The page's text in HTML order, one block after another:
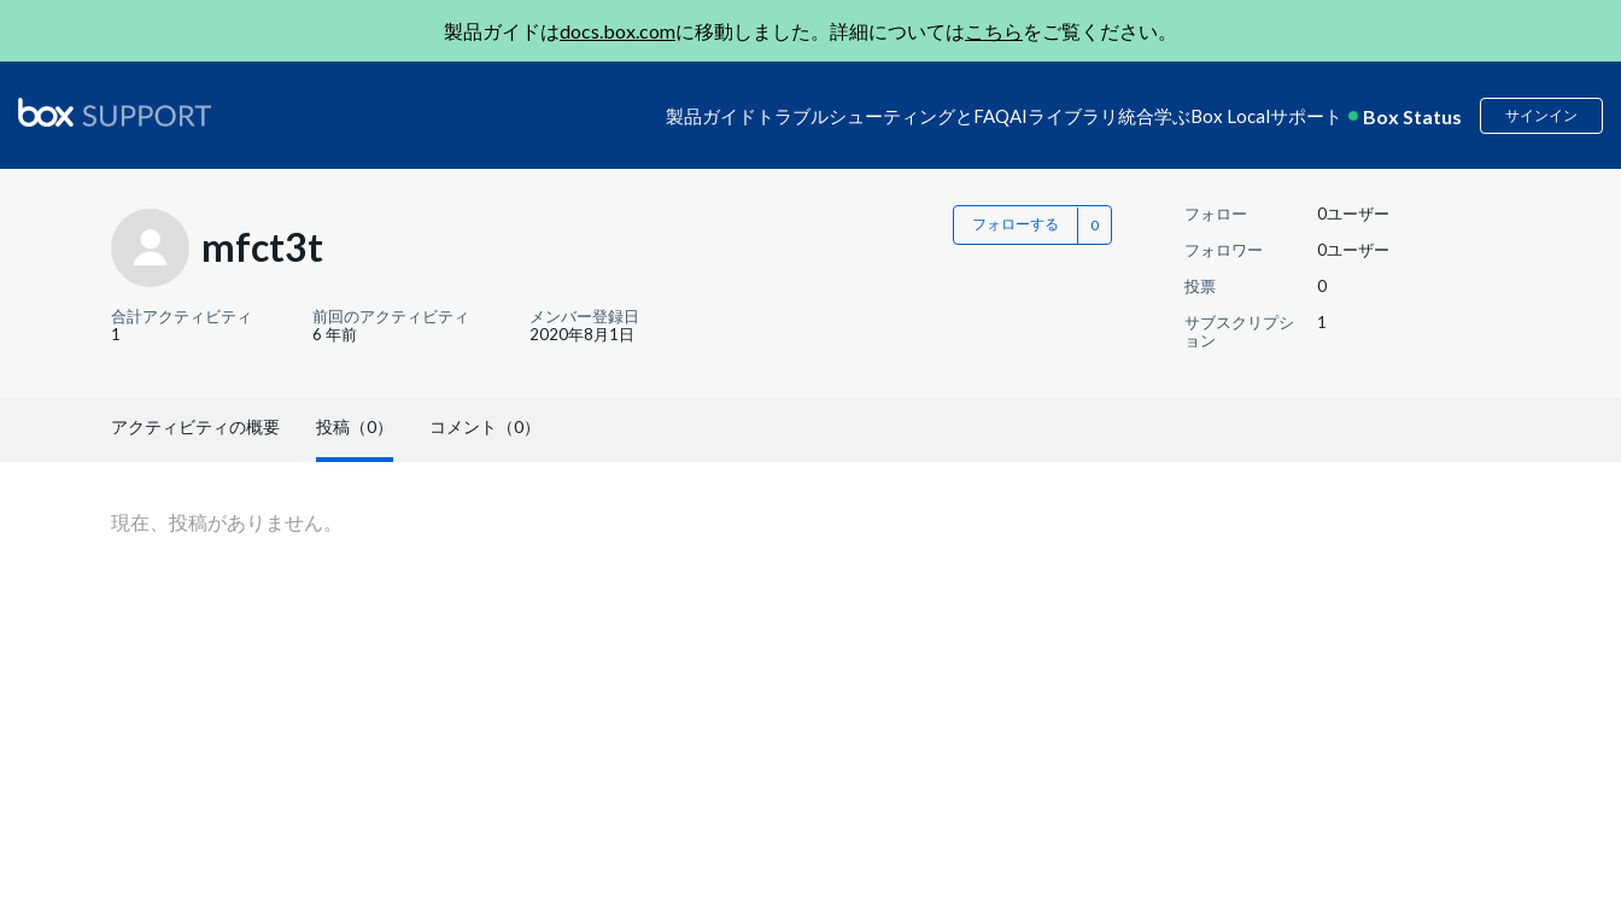
製品ガイドはdocs.box.comに移動しました。詳細についてはこちら をご覧ください。
製品ガイド トラブルシューティングとFAQAIライブラリ 統合学ぶBox Localサポート Box Status サインイン
mfct3t フォローする
合計アクティビティ
1
前回のアクティビティ
6 年前
メンバー登録日
2020年8月1日
フォロー
0ユーザー
フォロワー
0ユーザー
投票
0
サブスクリプシ
ョン
1
アクティビティの概要 投稿（0） コメント（0）
現在、投稿がありません。